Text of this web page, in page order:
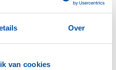
Over
van cookies
!
over popmuziek
Filosloof